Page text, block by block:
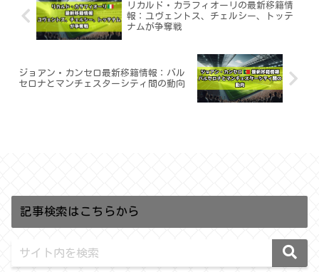
リカルド・カラフィオーリの最新移籍情
報：ユヴェントス、チェルシー、トッテ
ナムが争奪戦
ジョアン・カンセロ最新移籍情報：バル
セロナとマンチェスターシティ間の動向
記事検索はこちらから